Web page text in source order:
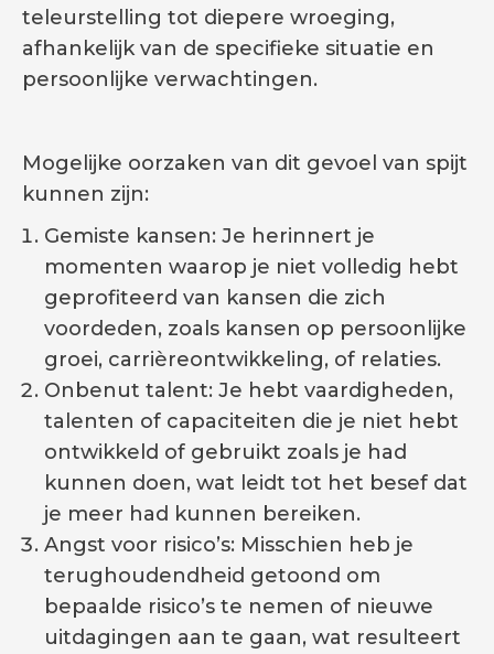
teleurstelling tot diepere wroeging,
afhankelijk van de specifieke situatie en
persoonlijke verwachtingen.
Mogelijke oorzaken van dit gevoel van spijt
kunnen zijn:
Gemiste kansen: Je herinnert je
momenten waarop je niet volledig hebt
geprofiteerd van kansen die zich
voordeden, zoals kansen op persoonlijke
groei, carrièreontwikkeling, of relaties.
Onbenut talent: Je hebt vaardigheden,
talenten of capaciteiten die je niet hebt
ontwikkeld of gebruikt zoals je had
kunnen doen, wat leidt tot het besef dat
je meer had kunnen bereiken.
Angst voor risico’s: Misschien heb je
terughoudendheid getoond om
bepaalde risico’s te nemen of nieuwe
uitdagingen aan te gaan, wat resulteert